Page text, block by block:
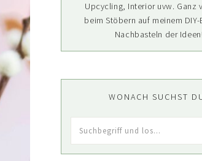
Upcycling, Interior uvw. Ganz
beim Stöbern auf meinem
Nachbasteln der
WONACH SUCHST
los...